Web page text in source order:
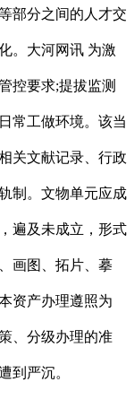
部分之间的人才交
。大河网讯 为激
控要求;提拔监测
常工做环境。该当
关文献记录、行政
制。文物单元应成
遍及未成立，形式
画图、拓片、摹
资产办理遵照为
、分级办理的准
到严沉。